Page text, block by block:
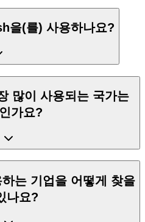
을(를) 사용하나요?
많이 사용되는 국가는
가요?
는 기업을 어떻게 찾을
나요?